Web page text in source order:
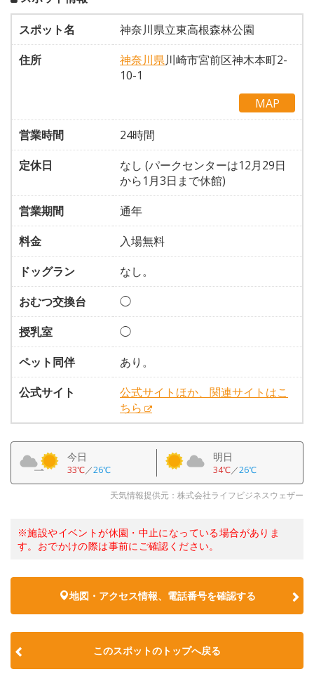
スポット名
神奈川県立東高根森林公園
住所
神奈川県川崎市宮前区神木本町2-
10-1
MAP
営業時間
24時間
定休日
なし (パークセンターは12月29日
から1月3日まで休館)
営業期間
通年
料金
入場無料
ドッグラン
なし。
おむつ交換台
◯
授乳室
◯
ペット同伴
あり。
公式サイト
公式サイトほか、関連サイトはこ
ちら
今日
33℃／26℃
明日
34℃／26℃
天気情報提供元：株式会社ライフビジネスウェザー
※施設やイベントが休園・中止になっている場合がありま
す。おでかけの際は事前にご確認ください。
地図・アクセス情報、電話番号を確認する
このスポットのトップへ戻る